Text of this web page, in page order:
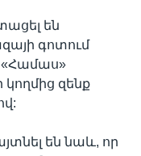
են
գոտում
«Համաս»
զենք
են նաև, որ